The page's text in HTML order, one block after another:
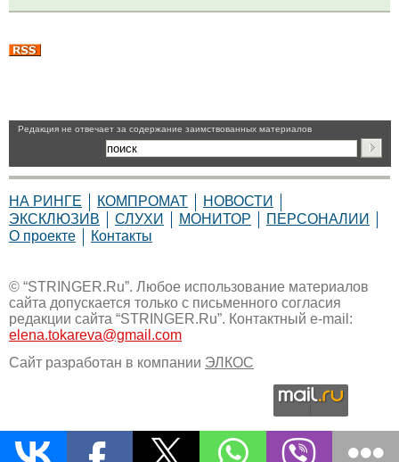
Pедакция не отвечает за содержание заимствованных материалов
НА РИНГЕ КОМПРОМАТ
НОВОСТИ
ЭКСКЛЮЗИВ
СЛУХИ МОНИТОР
ПЕРСОНАЛИИ
О проекте
Контакты
© “STRINGER.Ru”. Любое использование материалов
сайта допускается только с письменного согласия
редакции сайта “STRINGER.Ru”. Контактный e-mail:
elena.tokareva@gmail.com
Сайт разработан в компании ЭЛКОС